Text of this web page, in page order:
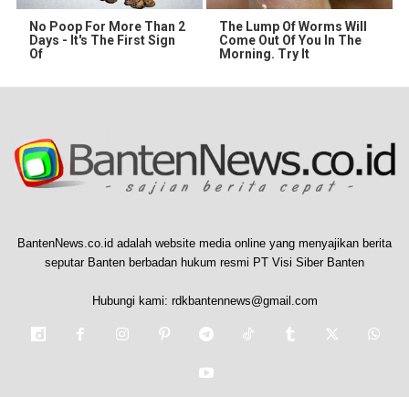
No Poop For More Than 2
Days - It's The First Sign
Of
The Lump Of Worms Will
Come Out Of You In The
Morning. Try It
BantenNews.co.id adalah website media online yang menyajikan berita
seputar Banten berbadan hukum resmi PT Visi Siber Banten
Hubungi kami: rdkbantennews@gmail.com